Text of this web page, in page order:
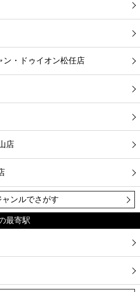
ン・ドゥイオン松任店
店
ャンルでさがす
最寄駅